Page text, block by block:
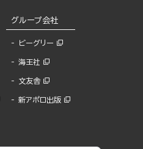
グループ会社
ビーグリー
海王社
文友舎
新アポロ出版